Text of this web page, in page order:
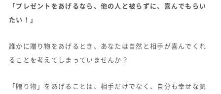
「プレゼントをあげるなら、他の人と被らずに、喜んでもらい
たい！」
誰かに贈り物をあげるとき、あなたは自然と相手が喜んでくれ
ることを考えてしまっていませんか？
「贈り物」をあげることは、相手だけでなく、自分も幸せな気